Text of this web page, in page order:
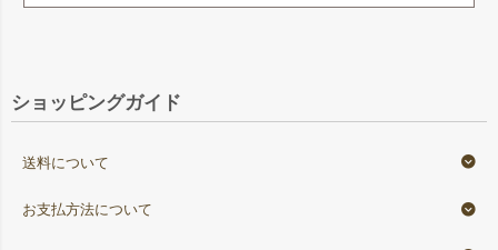
ショッピングガイド
送料について
お支払方法について